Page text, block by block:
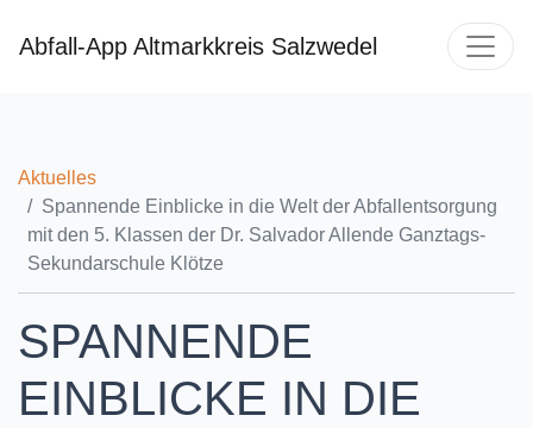
Abfall-App Altmarkkreis Salzwedel
Aktuelles
Spannende Einblicke in die Welt der Abfallentsorgung
mit den 5. Klassen der Dr. Salvador Allende Ganztags-
Sekundarschule Klötze
SPANNENDE
EINBLICKE IN DIE